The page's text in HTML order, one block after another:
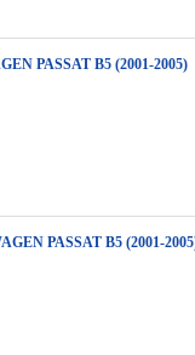
PASSAT B5 (2001-2005)
PASSAT B5 (2001-